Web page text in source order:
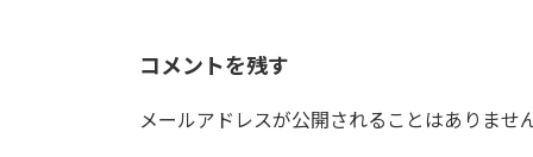
コメントを残す
メールアドレスが公開されることはありませ